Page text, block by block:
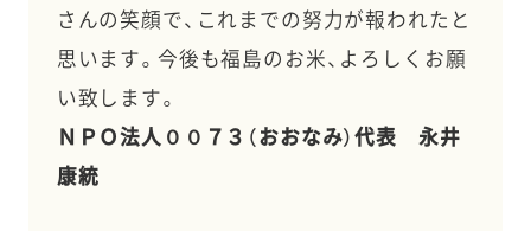
さんの笑顔で、これまでの努力が報われたと
思います。今後も福島のお米、よろしくお願
い致します。
ＮＰＯ法人００７３（おおなみ）代表 永井
康統